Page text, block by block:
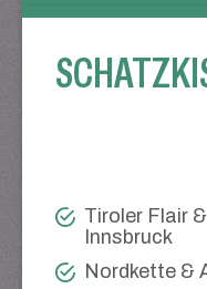
Tiroler Flair
Innsbruck
Nordkette &